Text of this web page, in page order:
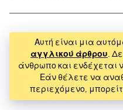
Αυτή είναι μια
αγγλικού άρθρου.
άνθρωπο και
Εάν θέλετε να
περιεχόμενο,